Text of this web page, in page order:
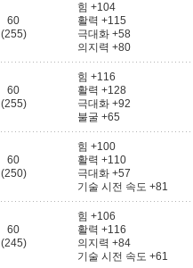
60
(255)
힘 +104
활력 +115
극대화 +58
의지력 +80
60
(255)
힘 +116
활력 +128
극대화 +92
불굴 +65
60
(250)
힘 +100
활력 +110
극대화 +57
기술 시전 속도 +81
60
(245)
힘 +106
활력 +116
의지력 +84
기술 시전 속도 +61